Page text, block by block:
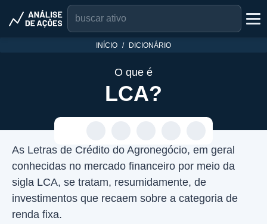
INÍCIO DICIONÁRIO
O que é
LCA?
As Letras de Crédito do Agronegócio, em geral
conhecidas no mercado financeiro por meio da
sigla LCA, se tratam, resumidamente, de
investimentos que recaem sobre a categoria de
renda fixa.